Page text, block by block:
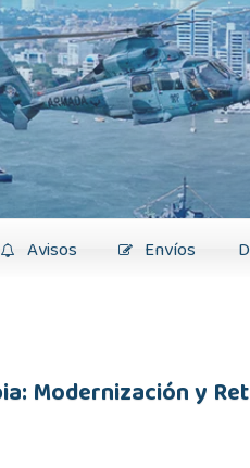
Avisos Envíos
Modernización y